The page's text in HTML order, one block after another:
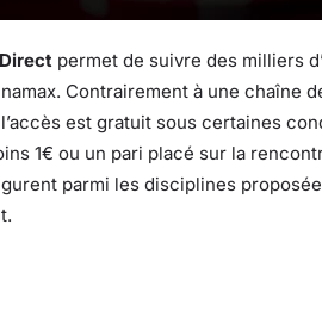
permet de suivre des milliers
Contrairement à une chaîne
est gratuit sous certaines
1€ ou un pari placé sur la
parmi les disciplines